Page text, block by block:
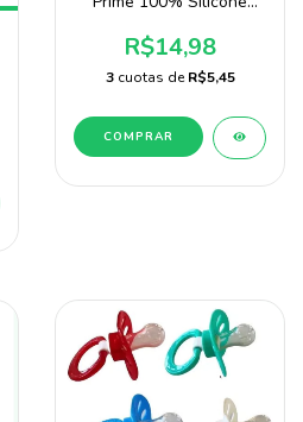
Nany
R$14,98
3 cuotas deR$5,45
COMPRAR